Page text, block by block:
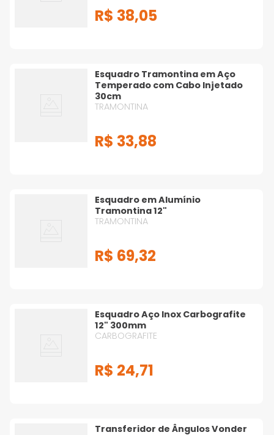
R$ 38,05
Esquadro Tramontina em Aço
Temperado com Cabo Injetado
30cm
TRAMONTINA
R$ 33,88
Esquadro em Alumínio
Tramontina 12"
TRAMONTINA
R$ 69,32
Esquadro Aço Inox Carbografite
12" 300mm
CARBOGRAFITE
R$ 24,71
Transferidor de Ângulos Vonder